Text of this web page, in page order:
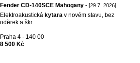
Fender CD-140SCE Mahogany - [29.7. 2026]
Elektroakustická kytara v novém stavu, bez
oděrek a škr ...
Praha 4 - 140 00
8 500 Kč